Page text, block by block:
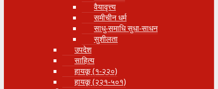
वैयावृत्त्य
समीचीन धर्म
साधु-समाधि सुधा-साधन
सुशीलता
उपदेश
साहित्य
हायकू (१‍-२२०)
हायकू (२२१-५०१)